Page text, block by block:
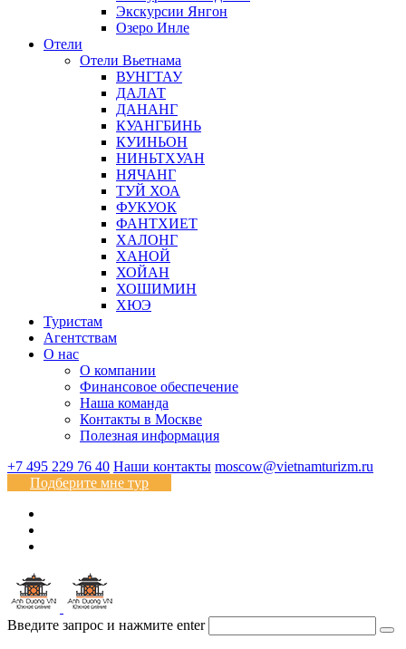
Экскурсии Янгон
Озеро Инле
Отели
Отели Вьетнама
ВУНГТАУ
ДАЛАТ
ДАНАНГ
КУАНГБИНЬ
КУИНЬОН
НИНЬТХУАН
НЯЧАНГ
ТУЙ ХОА
ФУКУОК
ФАНТХИЕТ
ХАЛОНГ
ХАНОЙ
ХОЙАН
ХОШИМИН
ХЮЭ
Туристам
Агентствам
О нас
О компании
Финансовое обеспечение
Наша команда
Контакты в Москве
Полезная информация
+7 495 229 76 40 Наши контакты moscow@vietnamturizm.ru
Подберите мне тур
Введите запрос и нажмите enter